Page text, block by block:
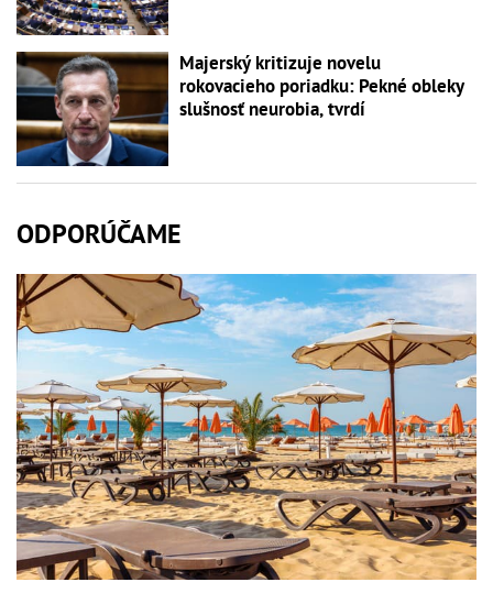
Majerský kritizuje novelu
rokovacieho poriadku: Pekné obleky
slušnosť neurobia, tvrdí
ODPORÚČAME